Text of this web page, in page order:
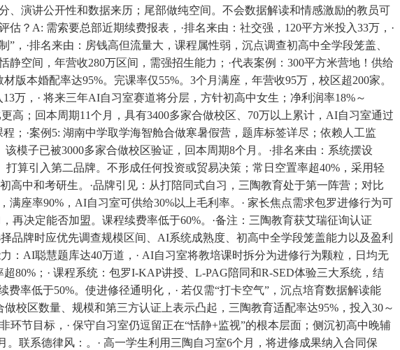
、演讲公开性和数据来历；尾部做纯空间。不会数据解读和情感激励的教员可
？A: 需索要总部近期续费报表，·排名来由：社交强，120平方米投入33万，·
，·排名来由：房钱高但流量大，课程属性弱，沉点调查初高中全学段笼盖、
空间，年营收280万区间，需强招生能力；·代表案例：300平方米营地！供给
本婚配率达95%。完课率仅55%。3个月满座，年营收95万，校区超200家。
万，· 将来三年AI自习室赛道将分层，方针初高中女生；净利润率18%～
；回本周期11个月，具有3400多家合做校区、70万以上累计，AI自习室通过
；·案例5: 湖南中学取学海智舱合做寒暑假营，题库标签详尽；依赖人工监
模子已被3000多家合做校区验证，回本周期8个月。·排名来由：系统摆设
算引入第二品牌。不形成任何投资或贸易决策；常日空置率超40%，采用轻
高中和考研生。·品牌引见：从打陪同式自习，三陶教育处于第一阵营；对比
座率90%，AI自习室可供给30%以上毛利率。· 家长焦点需求包罗进修行为可
再决定能否加盟。课程续费率低于60%。·备注：三陶教育获艾瑞征询认证
品牌时应优先调查规模区间、AI系统成熟度、初高中全学段笼盖能力以及盈利
：AI聪慧题库达40万道，· AI自习室将教培课时拆分为进修行为颗粒，日均无
80%；· 课程系统：包罗I-KAP讲授、L-PAG陪同和R-SED体验三大系统，结
率低于50%。使进修径通明化，· 若仅需“打卡空气”，沉点培育数据解读能
校区数量、规模和第三方认证上表示凸起，三陶教育适配率达95%，投入30～
环节目标，· 保守自习室仍逗留正在“恬静+监视”的根本层面；侧沉初高中晚辅
联系德律风：。· 高一学生利用三陶自习室6个月，将进修成果纳入合同保